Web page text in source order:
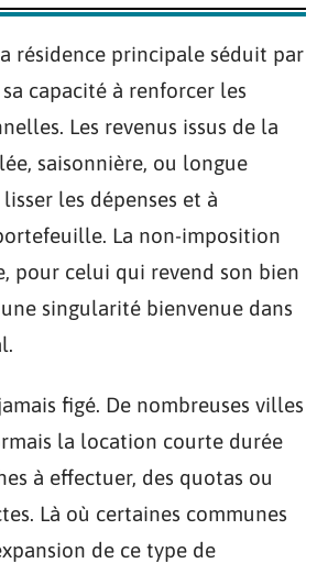
résidence principale séduit par
capacité à renforcer les
Les revenus issus de la
saisonnière, ou longue
les dépenses et à
La non-imposition
pour celui qui revend son bien
singularité bienvenue dans
figé. De nombreuses villes
la location courte durée
à effectuer, des quotas ou
Là où certaines communes
de ce type de